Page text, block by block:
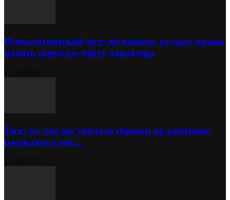
Психологический тест: по вашему кулаку можно
понять скрытую черту характера
Тест: то, что вы увидели первым на картинке,
расскажет о вас...